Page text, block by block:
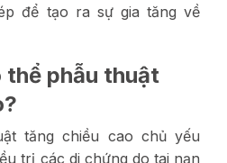
để tạo ra sự gia tăng về
thể phẫu thuật
tăng chiều cao chủ yếu
trị các di chứng do tai nạn